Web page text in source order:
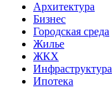
Архитектура
Бизнес
Городская среда
Жилье
ЖКХ
Инфраструктура
Ипотека